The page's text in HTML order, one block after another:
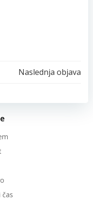
Naslednja objava
čas